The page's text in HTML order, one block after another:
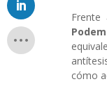
Frente
cómo